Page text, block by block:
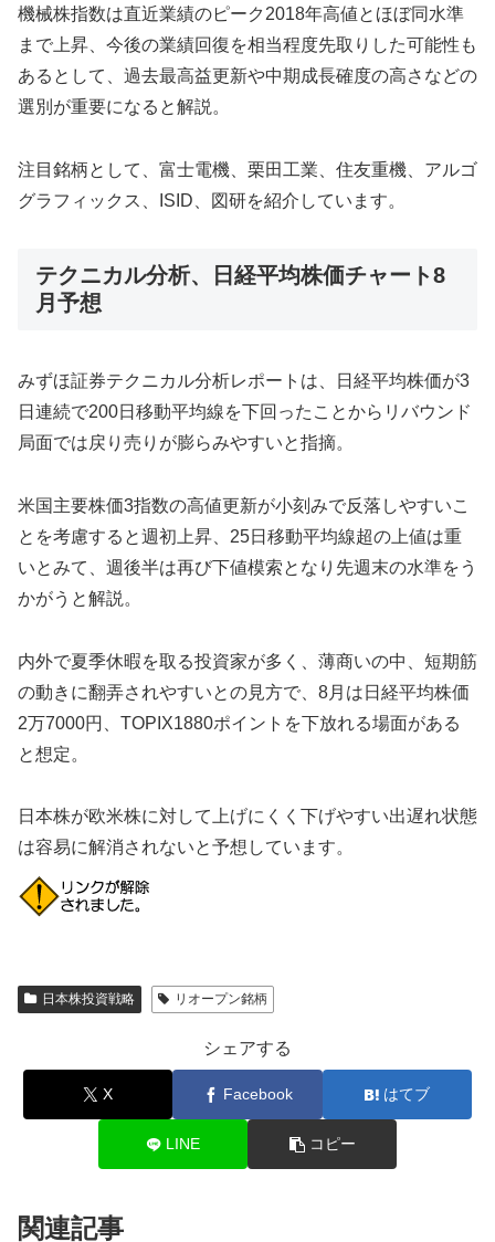
機械株指数は直近業績のピーク2018年高値とほぼ同水準
まで上昇、今後の業績回復を相当程度先取りした可能性も
あるとして、過去最高益更新や中期成長確度の高さなどの
選別が重要になると解説。
注目銘柄として、富士電機、栗田工業、住友重機、アルゴ
グラフィックス、ISID、図研を紹介しています。
テクニカル分析、日経平均株価チャート8
月予想
みずほ証券テクニカル分析レポートは、日経平均株価が3
日連続で200日移動平均線を下回ったことからリバウンド
局面では戻り売りが膨らみやすいと指摘。
米国主要株価3指数の高値更新が小刻みで反落しやすいこ
とを考慮すると週初上昇、25日移動平均線超の上値は重
いとみて、週後半は再び下値模索となり先週末の水準をう
かがうと解説。
内外で夏季休暇を取る投資家が多く、薄商いの中、短期筋
の動きに翻弄されやすいとの見方で、8月は日経平均株価
2万7000円、TOPIX1880ポイントを下放れる場面がある
と想定。
日本株が欧米株に対して上げにくく下げやすい出遅れ状態
は容易に解消されないと予想しています。
日本株投資戦略 リオープン銘柄
シェアする
X Facebook はてブ
LINE コピー
関連記事